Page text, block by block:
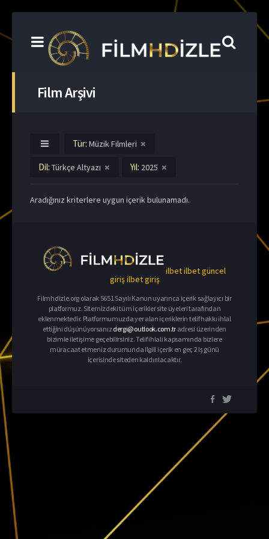
Film Arşivi
Tür: Müzik Filmleri
Dil: Türkçe Altyazı Yıl: 2025
Aradığınız kriterlere uygun içerik bulunamadı.
ilbetilbet güncel
girişilbet giriş
Filmhdizle.org olarak 5651 Sayılı Kanun uyarınca içerik sağlayıcı bir
platformuz. Sitemizdeki tüm içerikler site üyeleri tarafından
eklenmektedir. Platformumuzda yer alan içeriklerin telif hakkı ihlal
ettiğini düşünüyorsanızdergi@outlook.com.tr adresi üzerinden
bizimle iletişime geçebilirsiniz. Telif ihlali kapsamında bizlere
müracaat etmeniz durumunda ilgili içerik en geç 2 iş günü
içerisinde siteden kaldırılacaktır.